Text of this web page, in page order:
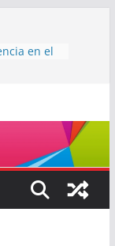
en el
sin
lo que